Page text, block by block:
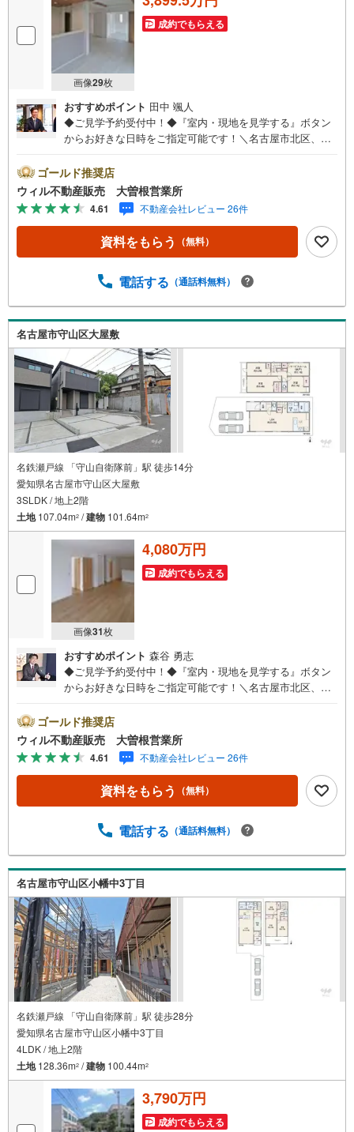
画像29枚
成約でもらえる
おすすめポイント 田中 颯人
◆ご見学予約受付中！◆『室内・現地を見学する』ボタン
からお好きな日時をご指定可能です！＼名古屋市北区、守
区、守山区の直接のご売却依頼を数多くいただいている不
動産仲介会社です。ネット上で分かる立地環境はもちろ
ん、過去にお任せいただいたお客様に現地の生の声をもと
に住戸環境を提案致します。＼平日のお住まい探しの方へ/
弊社では平日にご内覧・契約など平日にお住まい探しをさ
れるお客様にサービスをご用意しています。＼お仕事で忙
事前にご予約頂きましたら営業時間外でのご内覧もご対応
動産業者間で不動産情報が共有されているので、名古屋市
全域や、その他隣接エリアでもご内覧が可能です！ 【大曽
根営業所】○地下鉄名城線、JR中央線「大曽根」駅徒歩1分
○お子様が遊べるキッズスペースあり○定休日ございません
ゴールド推奨店
ウィル不動産販売 大曽根営業所
4.61 不動産会社レビュー 26件
資料をもらう （無料）
電話する （通話料無料）
名古屋市守山区大屋敷
名鉄瀬戸線 「守山自衛隊前」駅 徒歩14分
愛知県名古屋市守山区大屋敷
3SLDK / 地上2階
土地107.04m2 /建物 101.64m2
画像31枚
4,080万円
成約でもらえる
おすすめポイント 森谷 勇志
◆ご見学予約受付中！◆『室内・現地を見学する』ボタン
からお好きな日時をご指定可能です！＼名古屋市北区、守
区、守山区の直接のご売却依頼を数多くいただいている不
動産仲介会社です。ネット上で分かる立地環境はもちろ
ん、過去にお任せいただいたお客様に現地の生の声をもと
に住戸環境を提案致します。＼平日のお住まい探しの方へ/
弊社では平日にご内覧・契約など平日にお住まい探しをさ
れるお客様にサービスをご用意しています。＼お仕事で忙
事前にご予約頂きましたら営業時間外でのご内覧もご対応
動産業者間で不動産情報が共有されているので、名古屋市
全域や、その他隣接エリアでもご内覧が可能です！ 【大曽
根営業所】○地下鉄名城線、JR中央線「大曽根」駅徒歩1分
○お子様が遊べるキッズスペースあり○定休日ございません
ゴールド推奨店
ウィル不動産販売 大曽根営業所
4.61 不動産会社レビュー 26件
資料をもらう （無料）
電話する （通話料無料）
名古屋市守山区小幡中3丁目
名鉄瀬戸線 「守山自衛隊前」駅 徒歩28分
愛知県名古屋市守山区小幡中3丁目
4LDK / 地上2階
土地128.36m2 /建物 100.44m2
3,790万円
成約でもらえる